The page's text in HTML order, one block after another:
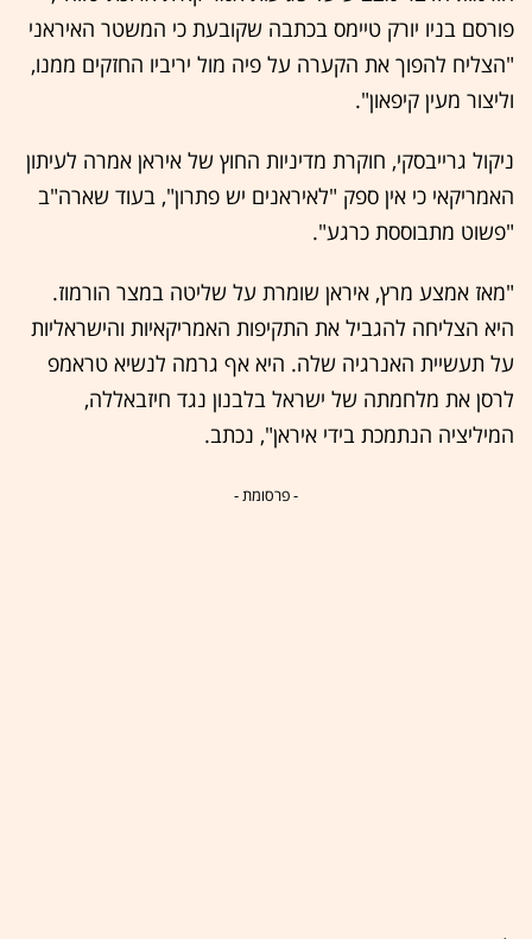
פורסם בניו יורק טיימס בכתבה שקובעת כי המשטר האיראני
"הצליח להפוך את הקערה על פיה מול יריביו החזקים ממנו,
וליצור מעין קיפאון".
ניקול גרייבסקי, חוקרת מדיניות החוץ של איראן אמרה לעיתון
האמריקאי כי אין ספק "לאיראנים יש פתרון", בעוד שארה"ב
"פשוט מתבוססת כרגע".
"מאז אמצע מרץ, איראן שומרת על שליטה במצר הורמוז.
היא הצליחה להגביל את התקיפות האמריקאיות והישראליות
על תעשיית האנרגיה שלה. היא אף גרמה לנשיא טראמפ
לרסן את מלחמתה של ישראל בלבנון נגד חיזבאללה,
המיליציה הנתמכת בידי איראן", נכתב.
- פרסומת -